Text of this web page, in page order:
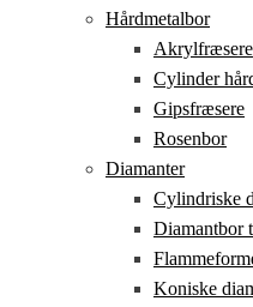
Hårdmetalbor
Akrylfræsere
Cylinder
Gipsfræsere
Rosenbor
Diamanter
Cylindriske
Diamantbor
Koniske